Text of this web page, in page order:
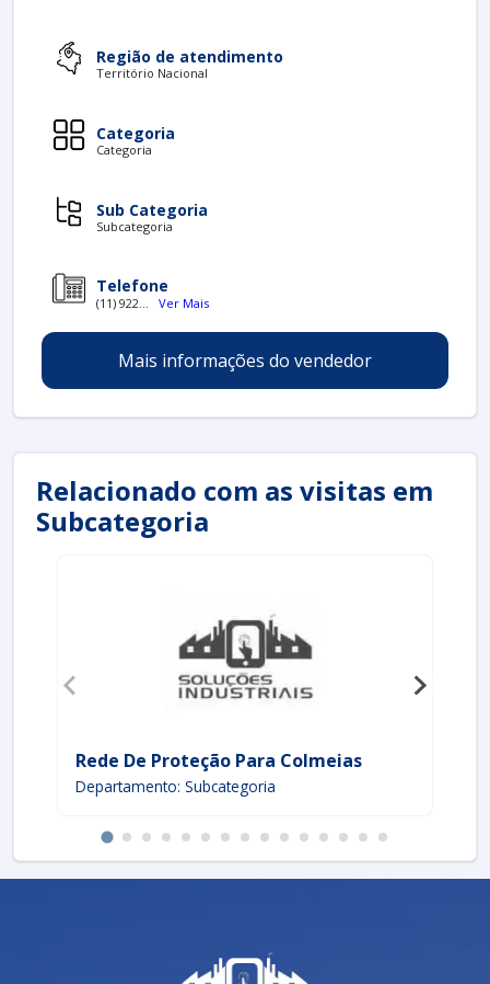
Região de atendimento
Território Nacional
Categoria
Categoria
Sub Categoria
Subcategoria
Telefone
(11) 922... Ver Mais
Mais informações do vendedor
Relacionado com as visitas em
Subcategoria
Rede De Proteção Para Colmeias
Departamento: Subcategoria